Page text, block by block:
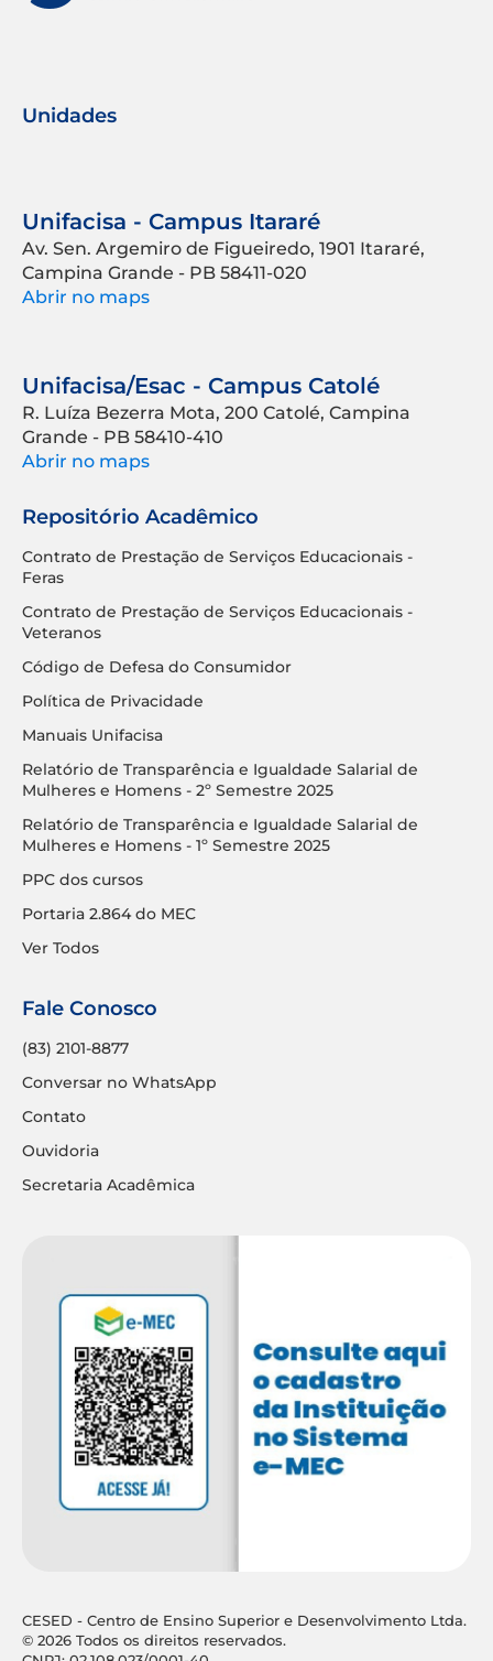
Unidades
Unifacisa - Campus Itararé
Av. Sen. Argemiro de Figueiredo, 1901 Itararé,
Campina Grande - PB 58411-020
Abrir no maps
Unifacisa/Esac - Campus Catolé
R. Luíza Bezerra Mota, 200 Catolé, Campina
Grande - PB 58410-410
Abrir no maps
Repositório Acadêmico
Contrato de Prestação de Serviços Educacionais -
Feras
Contrato de Prestação de Serviços Educacionais -
Veteranos
Código de Defesa do Consumidor
Política de Privacidade
Manuais Unifacisa
Relatório de Transparência e Igualdade Salarial de
Mulheres e Homens - 2º Semestre 2025
Relatório de Transparência e Igualdade Salarial de
Mulheres e Homens - 1º Semestre 2025
PPC dos cursos
Portaria 2.864 do MEC
Ver Todos
Fale Conosco
(83) 2101-8877
Conversar no WhatsApp
Contato
Ouvidoria
Secretaria Acadêmica
CESED - Centro de Ensino Superior e Desenvolvimento Ltda.
© 2026 Todos os direitos reservados.